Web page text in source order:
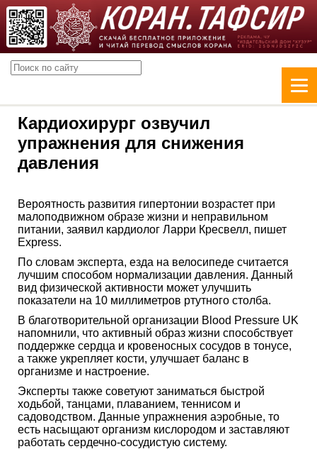
Кардиохирург озвучил
упражнения для снижения
давления
Вероятность развития гипертонии возрастет при
малоподвижном образе жизни и неправильном
питании, заявил кардиолог Ларри Кресвелл, пишет
Express.
По словам эксперта, езда на велосипеде считается
лучшим способом нормализации давления. Данный
вид физической активности может улучшить
показатели на 10 миллиметров ртутного столба.
В благотворительной организации Blood Pressure UK
напомнили, что активный образ жизни способствует
поддержке сердца и кровеносных сосудов в тонусе,
а также укрепляет кости, улучшает баланс в
организме и настроение.
Эксперты также советуют заниматься быстрой
ходьбой, танцами, плаванием, теннисом и
садоводством. Данные упражнения аэробные, то
есть насыщают организм кислородом и заставляют
работать сердечно-сосудистую систему.